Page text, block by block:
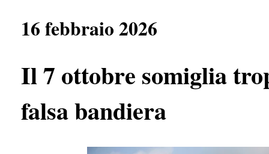
o
p
a
16 febbraio 2026
Il 7 ottobre somiglia
falsa bandiera